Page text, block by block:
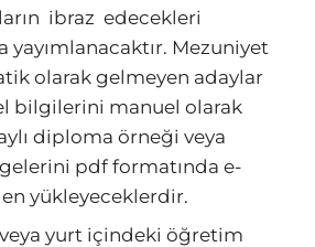
ibraz edecekleri
yayımlanacaktır. Mezuniyet
olarak gelmeyen adaylar
bilgilerini manuel olarak
diploma örneği veya
pdf formatında e-
yükleyeceklerdir.
veya yurt içindeki öğretim